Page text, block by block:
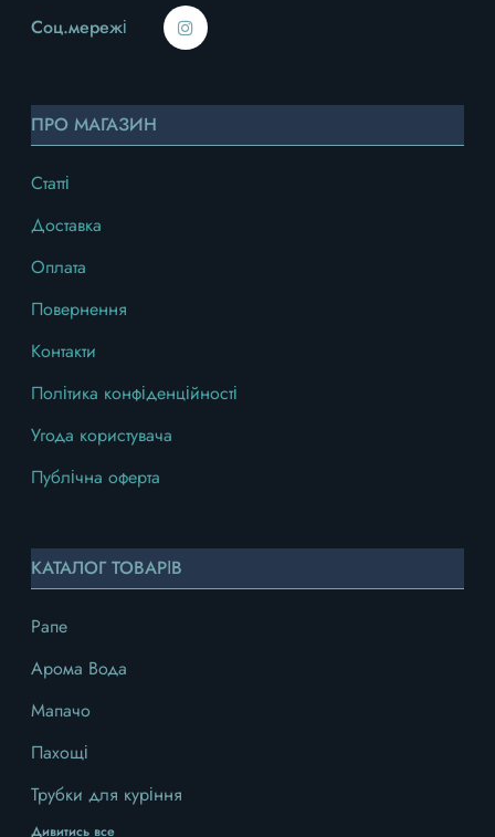
Соц.мережі
ПРО МАГАЗИН
Статті
Доставка
Оплата
Повернення
Контакти
Політика конфіденційності
Угода користувача
Публічна оферта
КАТАЛОГ ТОВАРІВ
Рапе
Арома Вода
Мапачо
Пахощі
Трубки для куріння
Дивитись все